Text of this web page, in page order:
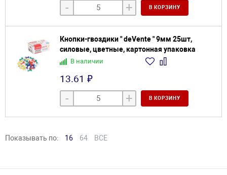
- + В КОРЗИНУ
Кнопки-гвоздики " deVente " 9мм 25шт,
силовые, цветные, картонная упаковка
В наличии
13.61 ₽
- + В КОРЗИНУ
Показывать по: 16 64 ВСЕ